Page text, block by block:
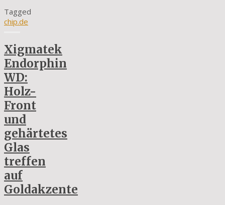
Tagged
chip.de
Xigmatek
Endorphin
WD:
Holz-
Front
und
gehärtetes
Glas
treffen
auf
Goldakzente